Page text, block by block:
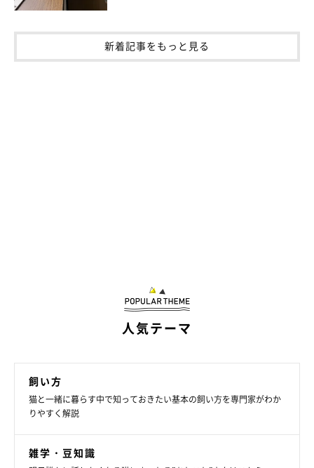
新着記事をもっと見る
人気テーマ
飼い方
猫と一緒に暮らす中で知っておきたい基本の飼い方を専門家がわか
りやすく解説
雑学・豆知識